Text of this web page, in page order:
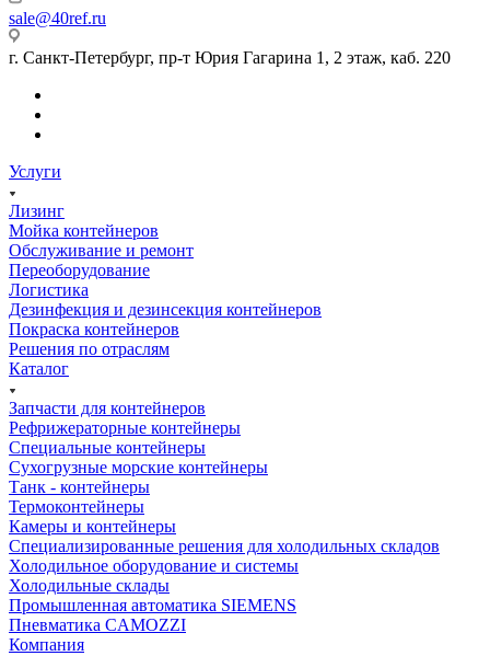
sale@40ref.ru
г. Санкт-Петербург, пр-т Юрия Гагарина 1, 2 этаж, каб. 220
Услуги
Лизинг
Мойка контейнеров
Обслуживание и ремонт
Переоборудование
Логистика
Дезинфекция и дезинсекция контейнеров
Покраска контейнеров
Решения по отраслям
Каталог
Запчасти для контейнеров
Рефрижераторные контейнеры
Специальные контейнеры
Сухогрузные морские контейнеры
Танк - контейнеры
Термоконтейнеры
Камеры и контейнеры
Специализированные решения для холодильных складов
Холодильное оборудование и системы
Холодильные склады
Промышленная автоматика SIEMENS
Пневматика CAMOZZI
Компания